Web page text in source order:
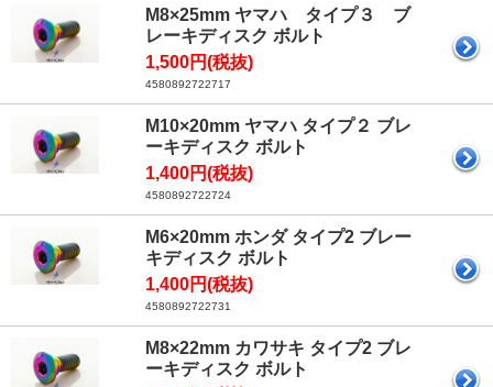
M8×25mm ヤマハ タイプ３ ブ
レーキディスク ボルト
1,500円(税抜)
4580892722717
M10×20mm ヤマハ タイプ２ ブレ
ーキディスク ボルト
1,400円(税抜)
4580892722724
M6×20mm ホンダ タイプ2 ブレー
キディスク ボルト
1,400円(税抜)
4580892722731
M8×22mm カワサキ タイプ2 ブレ
ーキディスク ボルト